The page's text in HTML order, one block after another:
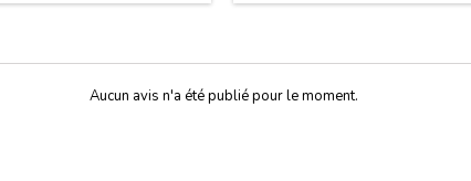
Aucun avis n'a été publié pour le moment.